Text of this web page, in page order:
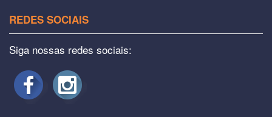
REDES SOCIAIS
Siga nossas redes sociais: